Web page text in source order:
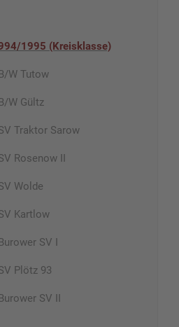
1995 (Kreisklasse)
W Tutow
W Gültz
Traktor Sarow
Rosenow II
Wolde
Kartlow
SV I
Plötz 93
SV II